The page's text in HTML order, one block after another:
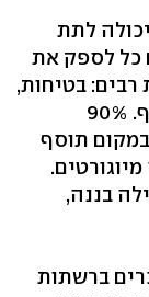
לתת
כל לספק את
רבים: בטיחות,
טעם, מחיר והשפעה טובה יותר על הגוף. 90%
תוסף
בננה,
ברשתות